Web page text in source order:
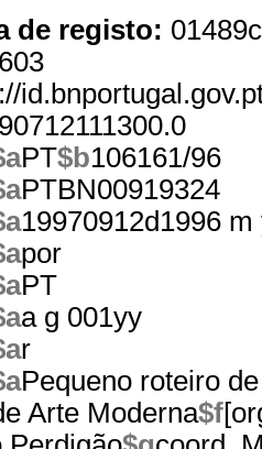
de registo:
PT$b106161/96
PTBN00919324
19970912d1996
por
PT
a g 001yy
r
Pequeno roteiro
Arte Moderna$f